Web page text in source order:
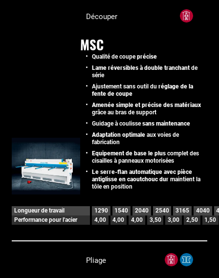
Découper
MSC
Qualité de coupeprécise
Lame réversibles à double tranchant de
série
Ajustement sans outil du réglage de la
fente de coupe
Amenée simple et précise des matériaux
grâce au bras de support
Guidage à coulissesans maintenance
Adaptation optimale aux voies de
fabrication
Equipement de base le plus complet des
cisailles à panneaux motorisées
Le serre-flan automatique avec pièce
antiglisse en caoutchouc dur maintient la
tôle en position
Longueur de travail 1290 1540 2040 2540 3165 4040
Performance pour l'acier
4,00 4,00 4,00 3,50 3,00 2,50 1,50
Pliage